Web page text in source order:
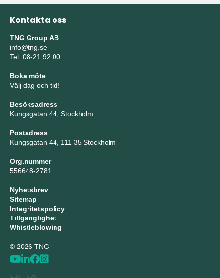
Kontakta oss
TNG Group AB
info@tng.se
Tel: 08-21 92 00
Boka möte
Välj dag och tid!
Besöksadress
Kungsgatan 44, Stockholm
Postadress
Kungsgatan 44, 111 35 Stockholm
Org.nummer
556648-2781
Nyhetsbrev
Sitemap
Integritetspolicy
Tillgänglighet
Whistleblowing
© 2026 TNG